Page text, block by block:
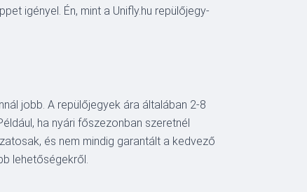
igényel. Én, mint a Unifly.hu repülőjegy-
jobb. A repülőjegyek ára általában 2-8
ha nyári főszezonban szeretnél
és nem mindig garantált a kedvező
lehetőségekről.